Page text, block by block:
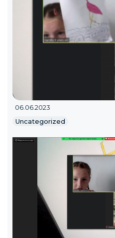
06.06.2023
Uncategorized